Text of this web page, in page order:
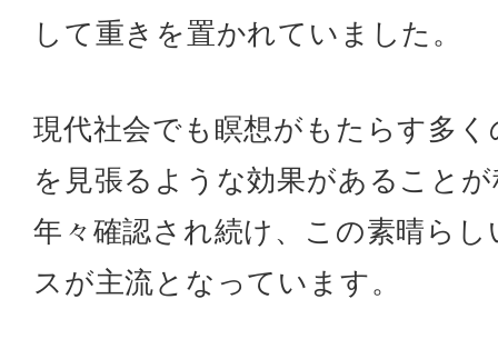
して重きを置かれていました。
現代社会でも瞑想がもたらす多
を見張るような効果があること
年々確認され続け、この素晴ら
スが主流となっています。